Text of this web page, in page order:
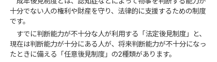
十分でない人の権利や財産を守り、法律的に支援するための制度
です。
すでに判断能力が不十分な人が利用する「法定後見制度」と、
現在は判断能力が十分にある人が、将来判断能力が不十分になっ
たときに備える「任意後見制度」の2種類があります。